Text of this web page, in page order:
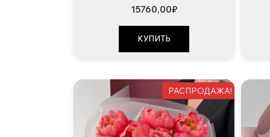
15760,00₽
КУПИТЬ
РАСПРОДАЖА!